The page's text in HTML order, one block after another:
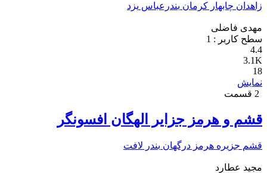
زاهدان چابهار کرمان بندرعباس یزد
مهدی فاضلی
سطح کاربر : 1
4.4
3.1K
18
نمایش
2 قسمت
قشم و هرمز جزایر الهگان افسونگر
قشم جزیره هرمز درگهان بندر لافت
مجید عطارد